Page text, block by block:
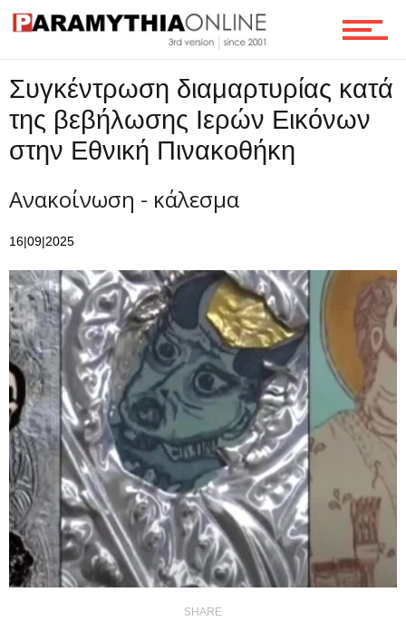
Ροή
Επικοινωνία
Συγκέντρωση διαμαρτυρίας κατά
της βεβήλωσης Ιερών Εικόνων
στην Εθνική Πινακοθήκη
Ανακοίνωση - κάλεσμα
16|09|2025
SHARE